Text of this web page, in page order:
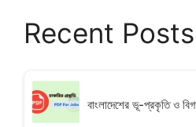
Recent Posts
বাংলাদেশের ভূ-প্রকৃতি ও